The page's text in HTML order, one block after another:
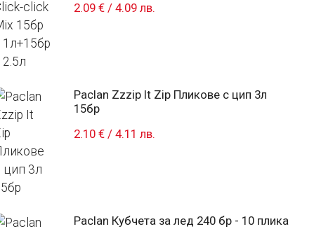
2.09 €/ 4.09 лв.
Paclan Zzzip It Zip Пликове с цип 3л
15бр
2.10 €/ 4.11 лв.
Paclan Кубчета за лед 240 бр - 10 плика